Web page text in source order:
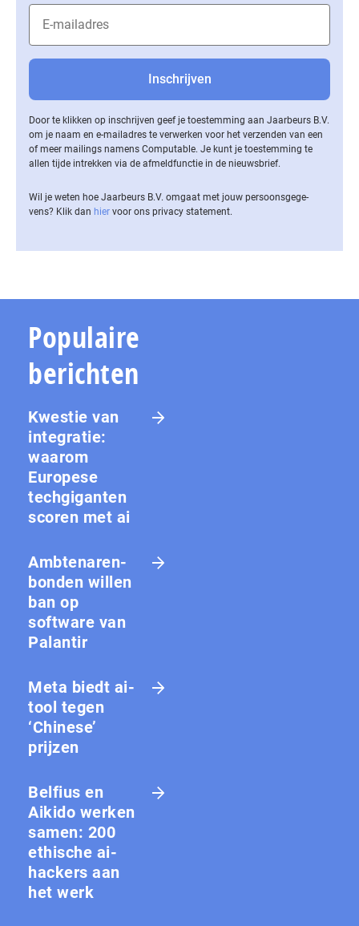
Door te klikken op inschrijven geef je toestemming aan Jaarbeurs B.V.
om je naam en e-mailadres te verwerken voor het verzenden van een
of meer mailings namens Computable. Je kunt je toestemming te
allen tijde intrekken via de af­meld­func­tie in de nieuwsbrief.
Wil je weten hoe Jaarbeurs B.V. omgaat met jouw per­soons­ge­ge­
vens? Klik dan hier voor ons privacy statement.
Populaire
berichten
Kwestie van
integratie:
waarom
Europese
techgiganten
scoren met ai
Amb­te­na­ren­
bon­den willen
ban op
software van
Palantir
Meta biedt ai-
tool tegen
‘Chinese’
prijzen
Belfius en
Aikido werken
samen: 200
ethische ai-
hackers aan
het werk